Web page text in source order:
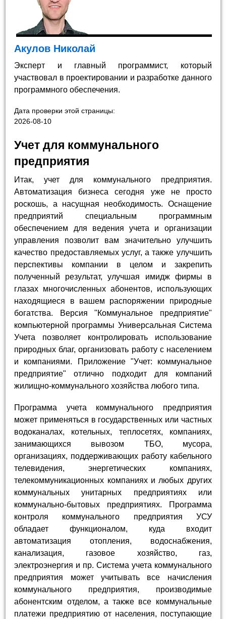
Акулов Николай
Эксперт и главный программист, который
участвовал в проектировании и разработке данного
программного обеспечения.
Дата проверки этой страницы:
2026-08-10
Учет для коммунального
предприятия
Итак, учет для коммунального предприятия.
Автоматизация бизнеса сегодня уже не просто
роскошь, а насущная необходимость. Оснащение
предприятий специальным программным
обеспечением для ведения учета и организации
управления позволит вам значительно улучшить
качество предоставляемых услуг, а также улучшить
перспективы компании в целом и закрепить
полученный результат, улучшая имидж фирмы в
глазах многочисленных абонентов, использующих
находящиеся в вашем распоряжении природные
богатства. Версия "Коммунальное предприятие"
компьютерной программы Универсальная Система
Учета позволяет контролировать использование
природных благ, организовать работу с населением
и компаниями. Приложение "Учет: коммунальное
предприятие" отлично подходит для компаний
жилищно-коммунального хозяйства любого типа.
Программа учета коммунального предприятия
может применяться в государственных или частных
водоканалах, котельных, теплосетях, компаниях,
занимающихся вывозом ТБО, мусора,
организациях, поддерживающих работу кабельного
телевидения, энергетических компаниях,
телекоммуникационных компаниях и любых других
коммунальных унитарных предприятиях или
коммунально-бытовых предприятиях. Программа
контроля коммунального предприятия УСУ
обладает функционалом, куда входит
автоматизация отопления, водоснабжения,
канализация, газовое хозяйство, газ,
электроэнергия и пр. Система учета коммунального
предприятия может учитывать все начисления
коммунального предприятия, производимые
абонентским отделом, а также все коммунальные
платежи предприятию от населения, поступающие